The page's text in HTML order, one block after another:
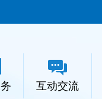
互动交流